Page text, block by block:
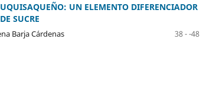
UN ELEMENTO DIFERENCIADOR
SUCRE
Barja Cárdenas
38 - -48